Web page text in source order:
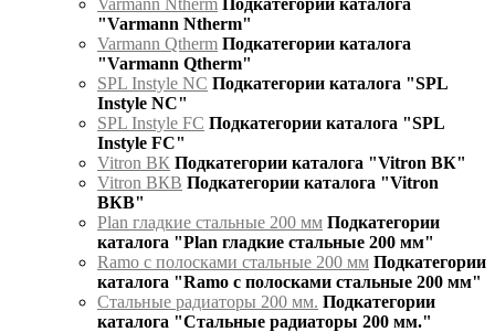
Varmann Ntherm Подкатегории каталога
"Varmann Ntherm"
Varmann Qtherm Подкатегории каталога
"Varmann Qtherm"
SPL Instyle NC Подкатегории каталога "SPL
Instyle NC"
SPL Instyle FC Подкатегории каталога "SPL
Instyle FC"
Vitron ВК Подкатегории каталога "Vitron ВК"
Vitron ВКВ Подкатегории каталога "Vitron
ВКВ"
Plan гладкие стальные 200 мм Подкатегории
каталога "Plan гладкие стальные 200 мм"
Ramo с полосками стальные 200 мм Подкатегории
каталога "Ramo с полосками стальные 200 мм"
Стальные радиаторы 200 мм. Подкатегории
каталога "Стальные радиаторы 200 мм."